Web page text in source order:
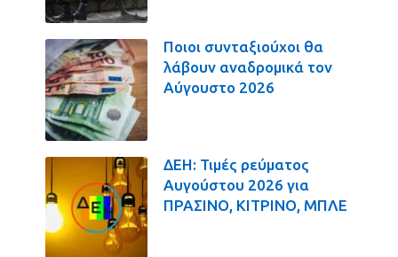
Ποιοι συνταξιούχοι θα
λάβουν αναδρομικά τον
Αύγουστο 2026
ΔΕΗ: Τιμές ρεύματος
Αυγούστου 2026 για
ΠΡΑΣΙΝΟ, ΚΙΤΡΙΝΟ, ΜΠΛΕ